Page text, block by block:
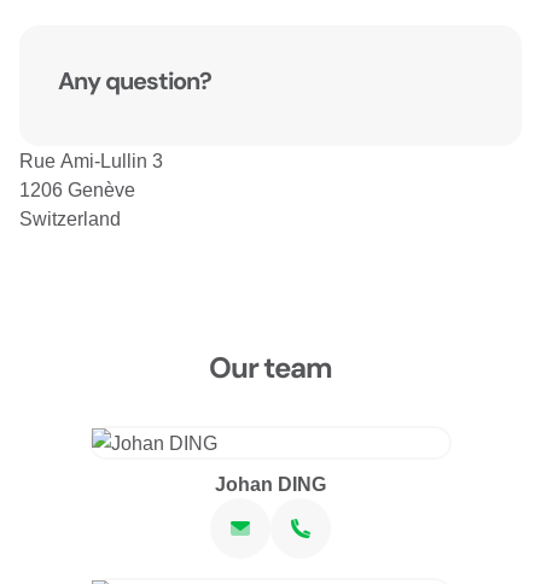
Any question?
Rue Ami-Lullin 3
1206 Genève
Switzerland
Our team
Johan DING